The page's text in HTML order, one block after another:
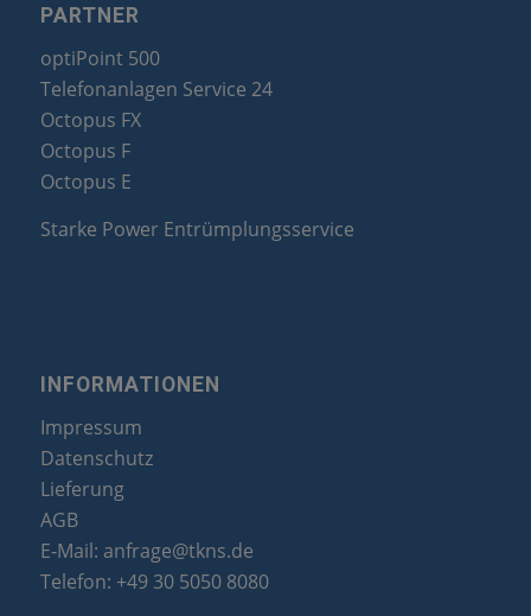
PARTNER
optiPoint 500
Telefonanlagen Service 24
Octopus FX
Octopus F
Octopus E
Starke Power Entrümplungsservice
INFORMATIONEN
Impressum
Datenschutz
Lieferung
AGB
E-Mail: anfrage@tkns.de
Telefon: +49 30 5050 8080